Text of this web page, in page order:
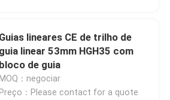
Guias lineares CE de trilho de
guia linear 53mm HGH35 com
bloco de guia
MOQ：negociar
Preço：Please contact for a quote